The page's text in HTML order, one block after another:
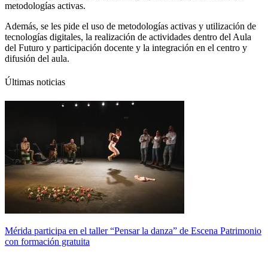
metodologías activas.
Además, se les pide el uso de metodologías activas y utilización de
tecnologías digitales, la realización de actividades dentro del Aula
del Futuro y participación docente y la integración en el centro y
difusión del aula.
Últimas noticias
Mérida participa en el taller “Pensar la danza” de Escena Patrimonio
con formación gratuita